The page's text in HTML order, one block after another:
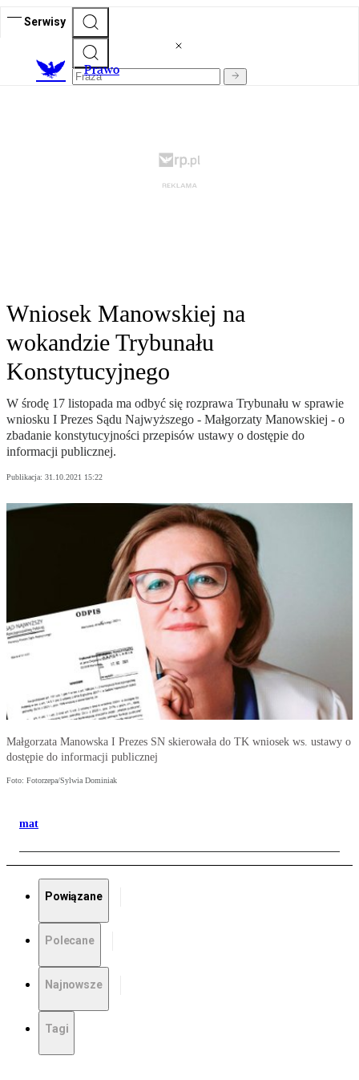
Serwisy
Prawo
Wniosek Manowskiej na
wokandzie Trybunału
Konstytucyjnego
W środę 17 listopada ma odbyć się rozprawa Trybunału w sprawie
wniosku I Prezes Sądu Najwyższego - Małgorzaty Manowskiej - o
zbadanie konstytucyjności przepisów ustawy o dostępie do
informacji publicznej.
Publikacja: 31.10.2021 15:22
Małgorzata Manowska I Prezes SN skierowała do TK wniosek ws. ustawy o
dostępie do informacji publicznej
Foto: Fotorzepa/Sylwia Dominiak
mat
Powiązane
Polecane
Najnowsze
Tagi